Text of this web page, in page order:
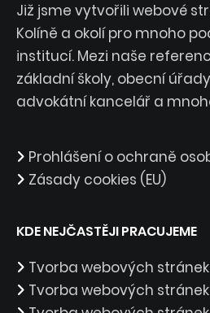
Již jsme vytvořili webové
Kolíně a okolí pro mnoho
institucí. Mezi naše
základní školy, obecní
advokátní kancelář a
Prohlášení o ochraně
Zásady cookies (EU)
KDE NEJČASTĚJI PRACUJEME
Tvorba webových
Tvorba webových